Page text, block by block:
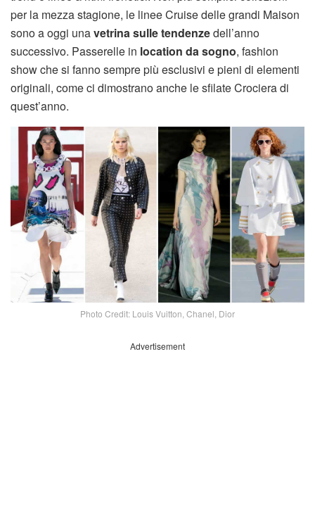
per la mezza stagione, le linee Cruise delle grandi Maison
sono a oggi unavetrina sulle tendenzedell’anno
successivo. Passerelle in location da sogno, fashion
show che si fanno sempre più esclusivi e pieni di elementi
originali, come ci dimostrano anche le sfilate Crociera di
quest’anno.
Photo Credit: Louis Vuitton, Chanel, Dior
Advertisement